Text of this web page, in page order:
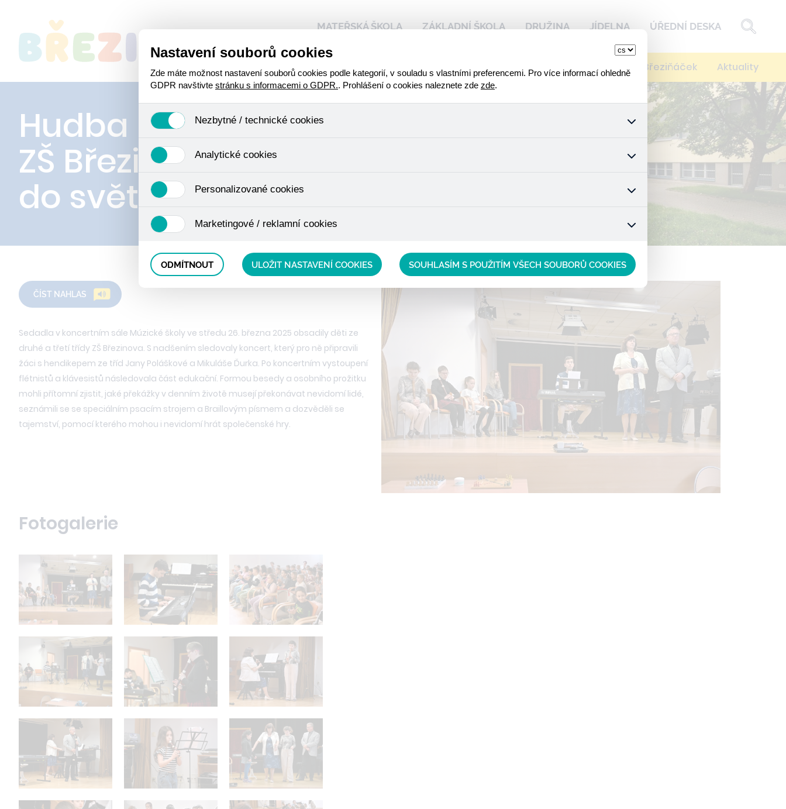
MATEŘSKÁ ŠKOLA ZÁKLADNÍ ŠKOLA DRUŽINA JÍDELNA ÚŘEDNÍ DESKA
O naší škole Kalendář akcí Stravování - přihlášení Kontakty Spolek Březiňáček Aktuality
Hudba bez hranic: žáci
ZŠ Březinova nahlédli
do světa nevidomých
ČÍST NAHLAS
Sedadla v koncertním sále Múzické školy ve středu 26. března 2025 obsadily děti ze
druhé a třetí třídy ZŠ Březinova. S nadšením sledovaly koncert, který pro ně připravili
žáci s hendikepem ze tříd Jany Poláškové a Mikuláše Ďurka. Po koncertním vystoupení
flétnistů a klávesistů následovala část edukační. Formou besedy a osobního prožitku
mohli přítomní zjistit, jaké překážky v denním životě musejí překonávat nevidomí lidé,
seznámili se se speciálním psacím strojem a Braillovým písmem a dozvěděli se
tajemství, pomocí kterého mohou i nevidomí hrát společenské hry.
Fotogalerie
Nastavení souborů cookies
Zde máte možnost nastavení souborů cookies podle kategorií, v souladu s vlastními preferencemi. Pro více informací ohledně
GDPR navštivte stránku s informacemi o GDPR.. Prohlášení o cookies naleznete zde zde.
Nezbytné / technické cookies
Používají se mimo jiné k ukládání produktů v nákupním košíku, ovládání filtrů a také nastavení souhlasu s uživáním cookies.
Analytické cookies
se již nejedná o osobní údaje, protože anonymizované cookies nelze přiřadit konkrétnímu uživateli. Proto nedokážeme zjistit
Personalizované cookies
zkušenosti. Díky nim můžeme nabídku přímo přizpůsobit vašim preferencím, což vám pomůže vyhnout se nevhodným
Marketingové / reklamní cookies
ODMÍTNOUT ULOŽIT NASTAVENÍ COOKIES SOUHLASÍM S POUŽITÍM VŠECH SOUBORŮ COOKIES